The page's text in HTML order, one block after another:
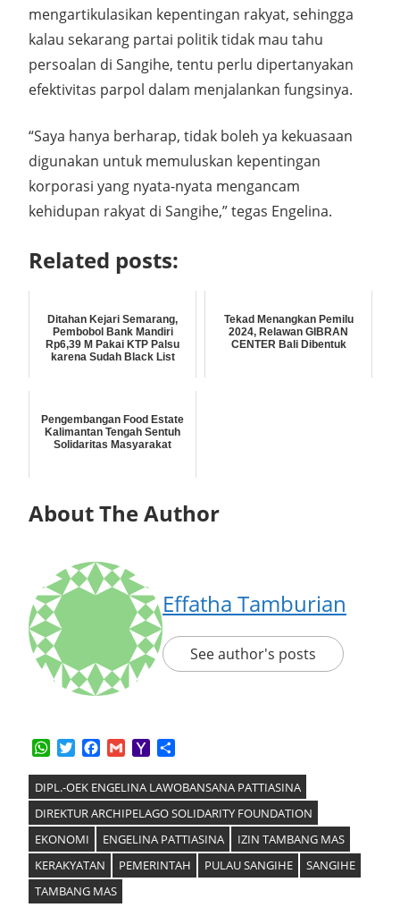
mengartikulasikan kepentingan rakyat, sehingga
kalau sekarang partai politik tidak mau tahu
persoalan di Sangihe, tentu perlu dipertanyakan
efektivitas parpol dalam menjalankan fungsinya.
“Saya hanya berharap, tidak boleh ya kekuasaan
digunakan untuk memuluskan kepentingan
korporasi yang nyata-nyata mengancam
kehidupan rakyat di Sangihe,” tegas Engelina.
Related posts:
Ditahan Kejari Semarang,
Pembobol Bank Mandiri
Rp6,39 M Pakai KTP Palsu
karena Sudah Black List
Tekad Menangkan Pemilu
2024, Relawan GIBRAN
CENTER Bali Dibentuk
Pengembangan Food Estate
Kalimantan Tengah Sentuh
Solidaritas Masyarakat
About The Author
Effatha Tamburian
See author's posts
WhatsApp
TwitterFacebook
GmailYahoo
DIPL.-OEK ENGELINA LAWOBANSANA PATTIASINA
DIREKTUR ARCHIPELAGO SOLIDARITY FOUNDATION
EKONOMI
ENGELINA PATTIASINA
IZIN TAMBANG MAS
KERAKYATAN
PEMERINTAH PULAU SANGIHE
SANGIHE
TAMBANG MAS